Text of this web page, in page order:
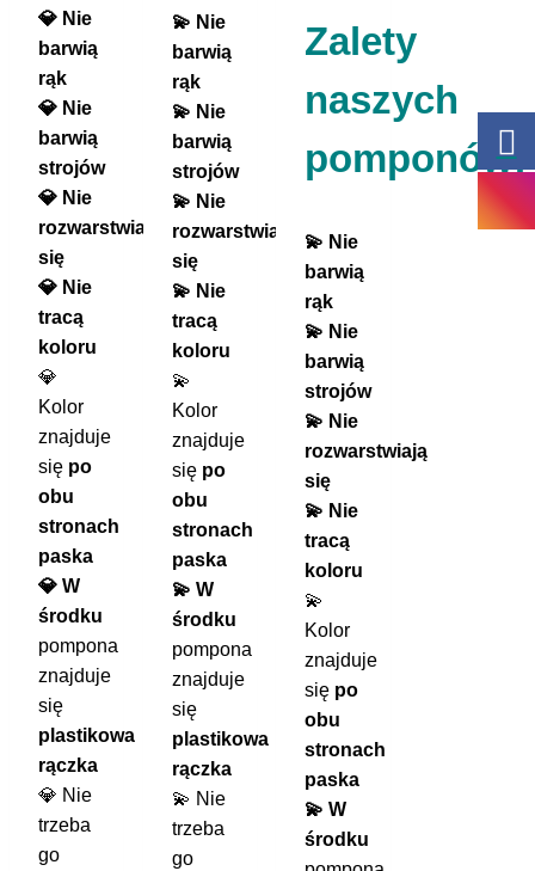
💎 Nie
barwią
rąk
💎 Nie
barwią
strojów
💎 Nie
rozwarstwiają
się
💎 Nie
tracą
koloru
💎
Kolor
znajduje
się po
obu
stronach
paska
💎 W
środku
pompona
znajduje
się
plastikowa
rączka
💎 Nie
trzeba
go
💫 Nie
barwią
rąk
💫 Nie
barwią
strojów
💫 Nie
rozwarstwiają
się
💫 Nie
tracą
koloru
💫
Kolor
znajduje
się po
obu
stronach
paska
💫 W
środku
pompona
znajduje
się
plastikowa
rączka
💫 Nie
trzeba
go
Zalety
naszych
pomponów:
💫 Nie
barwią
rąk
💫 Nie
barwią
strojów
💫 Nie
rozwarstwiają
się
💫 Nie
tracą
koloru
💫
Kolor
znajduje
się po
obu
stronach
paska
💫 W
środku